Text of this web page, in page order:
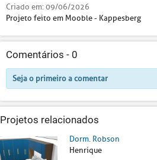
Criado em:09/06/2026
Projeto feito em Mooble - Kappesberg
Comentários - 0
Seja o primeiro a comentar
Projetos relacionados
Dorm. Robson
Henrique